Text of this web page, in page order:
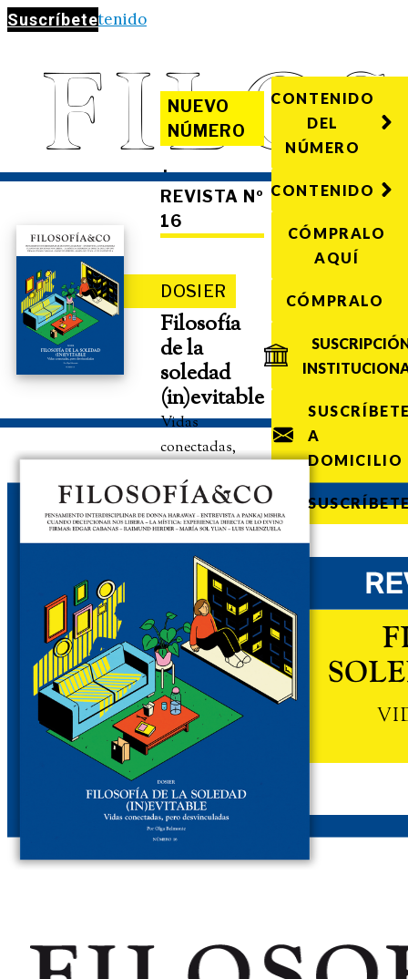
Suscríbete
Saltar al contenido
NUEVO
NÚMERO
·
REVISTA Nº
16
DOSIER
Filosofía
de la
soledad
(in)evitable
Vidas
conectadas,
desvinculadas
CONTENIDO
DEL
NÚMERO
CONTENIDO
CÓMPRALO
AQUÍ
CÓMPRALO
A
DOMICILIO